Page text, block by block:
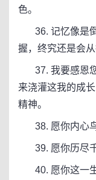
色。
36. 记忆像是倒
握，终究还是会
37. 我要感恩您
来浇灌这我的成
精神。
38. 愿你内心鸟
39. 愿你历尽千
40. 愿你这一生